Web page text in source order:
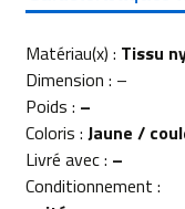
Matériau(x) : Tissu
Dimension : –
Poids : –
Coloris : Jaune /
Livré avec : –
Conditionnement :